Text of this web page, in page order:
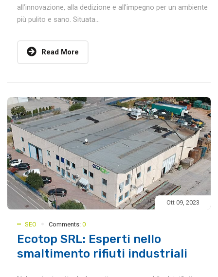
all’innovazione, alla dedizione e all’impegno per un ambiente
più pulito e sano. Situata...
Read More
Ott 09, 2023
SEO Comments: 0
Ecotop SRL: Esperti nello
smaltimento rifiuti industriali